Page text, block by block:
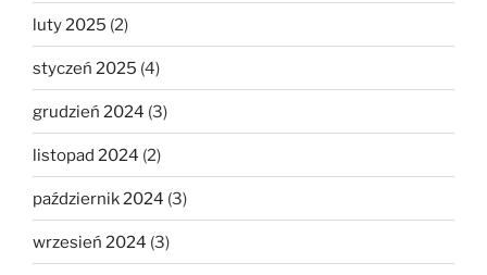
luty 2025 (2)
styczeń 2025 (4)
grudzień 2024 (3)
listopad 2024 (2)
październik 2024 (3)
wrzesień 2024 (3)